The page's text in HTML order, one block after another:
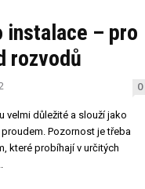
instalace – pro
rozvodů
0
velmi důležité a slouží jako
Pozornost je třeba
které probíhají v určitých